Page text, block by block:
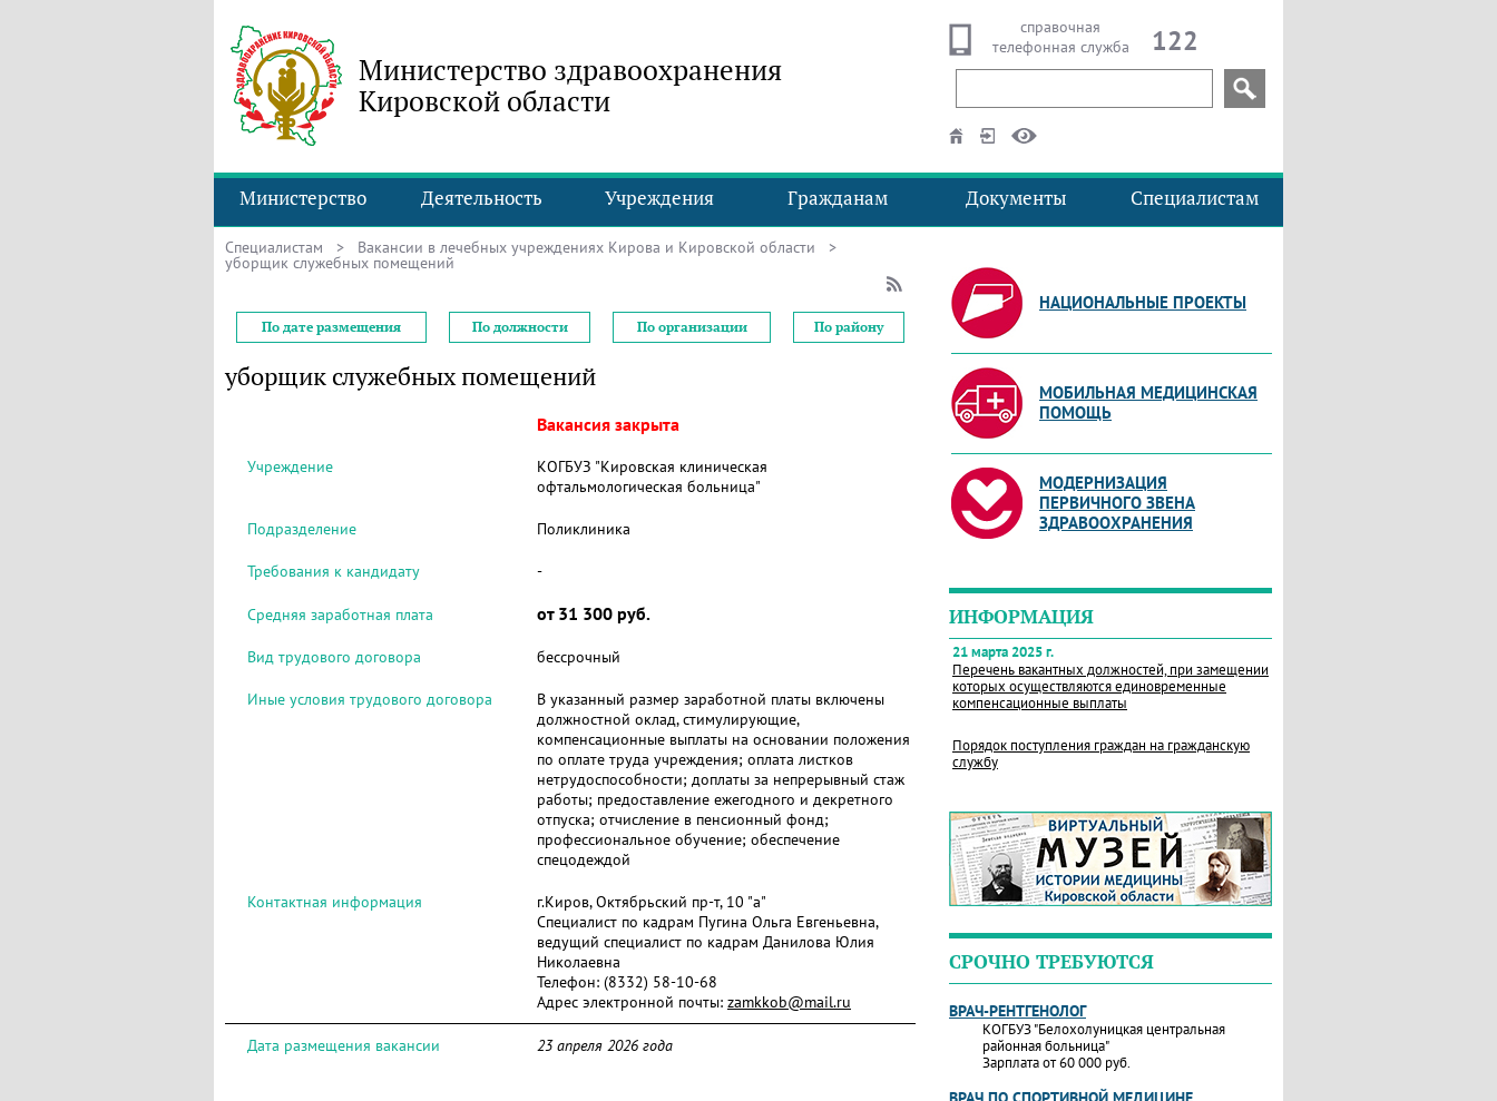
Министерство здравоохранения
Кировской области
справочная
телефонная служба
122
Министерство Деятельность Учреждения Гражданам Документы Специалистам
Специалистам > Вакансии в лечебных учреждениях Кирова и Кировской области >
уборщик служебных помещений
По дате размещения По должности По организации По району
уборщик служебных помещений
Вакансия закрыта
Учреждение
КОГБУЗ "Кировская клиническая
офтальмологическая больница"
Подразделение Поликлиника
Требования к кандидату -
Средняя заработная плата от 31 300 руб.
Вид трудового договора бессрочный
Иные условия трудового договора
В указанный размер заработной платы включены
должностной оклад, стимулирующие,
компенсационные выплаты на основании положения
по оплате труда учреждения; оплата листков
нетрудоспособности; доплаты за непрерывный стаж
работы; предоставление ежегодного и декретного
отпуска; отчисление в пенсионный фонд;
профессиональное обучение; обеспечение
спецодеждой
Контактная информация
г.Киров, Октябрьский пр-т, 10 "а"
Специалист по кадрам Пугина Ольга Евгеньевна,
ведущий специалист по кадрам Данилова Юлия
Николаевна
Телефон: (8332) 58-10-68
Адрес электронной почты: zamkkob@mail.ru
Дата размещения вакансии 23 апреля 2026 года
НАЦИОНАЛЬНЫЕ ПРОЕКТЫ
МОБИЛЬНАЯ МЕДИЦИНСКАЯ
ПОМОЩЬ
МОДЕРНИЗАЦИЯ
ПЕРВИЧНОГО ЗВЕНА
ЗДРАВООХРАНЕНИЯ
ИНФОРМАЦИЯ
21 марта 2025 г.
Перечень вакантных должностей, при замещении
которых осуществляются единовременные
компенсационные выплаты
Порядок поступления граждан на гражданскую
службу
СРОЧНО ТРЕБУЮТСЯ
ВРАЧ-РЕНТГЕНОЛОГ
КОГБУЗ "Белохолуницкая центральная
районная больница"
Зарплата от 60 000 руб.